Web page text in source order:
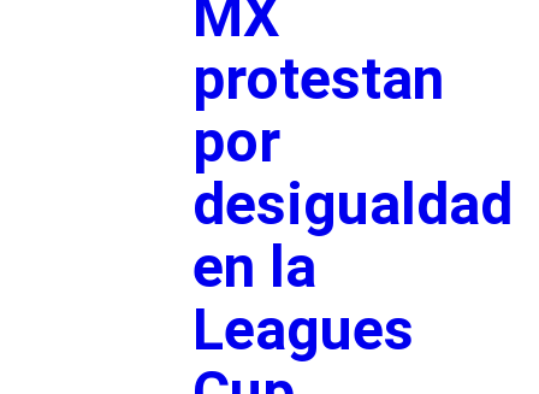
MX
protestan
por
desigualdad
en la
Leagues